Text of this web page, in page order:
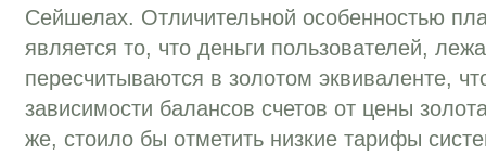
Сейшелах. Отличительной особенностью
является то, что деньги пользователей,
пересчитываются в золотом эквиваленте,
зависимости балансов счетов от цены
же, стоило бы отметить низкие тарифы